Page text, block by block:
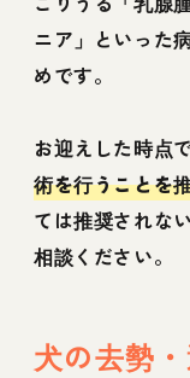
ニア」といった
めです。
お迎えした時点
術を行うことを
ては推奨されな
相談ください。
犬の去勢